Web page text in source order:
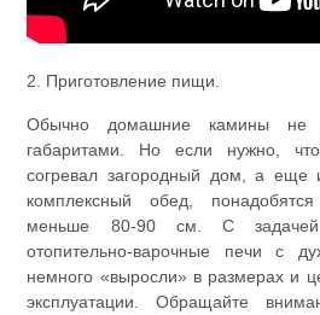
2. Приготовление пищи.
Обычно домашние камины не
габаритами. Но если нужно,
согревал загородный дом, а еще
комплексный обед,
меньше 80-90 см. С задачей
отопительно-варочные печи с
немного «выросли» в размерах и
эксплуатации. Обращайте